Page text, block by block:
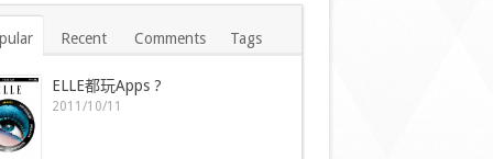
Recent Comments Tags
ELLE都玩Apps ?
2011/10/11